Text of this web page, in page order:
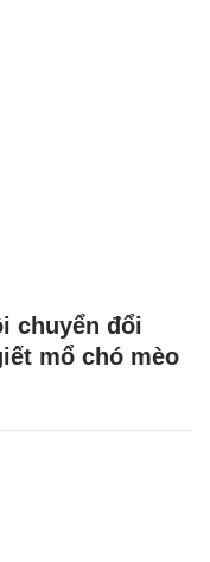
chuyển đổi
mổ chó mèo